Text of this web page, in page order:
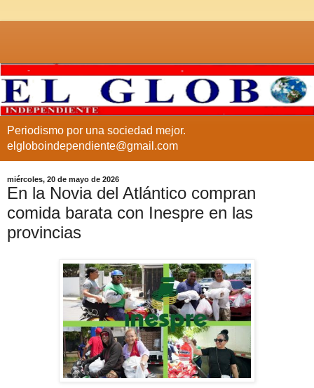
Periodismo por una sociedad mejor.
elgloboindependiente@gmail.com
miércoles, 20 de mayo de 2026
En la Novia del Atlántico compran
comida barata con Inespre en las
provincias